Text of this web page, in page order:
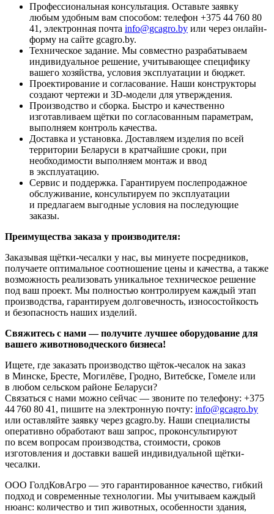
Профессиональная консультация. Оставьте заявку
любым удобным вам способом: телефон +375 44 760 80
41, электронная почта info@gcagro.by или через онлайн-
форму на сайте gcagro.by.
Техническое задание. Мы совместно разрабатываем
индивидуальное решение, учитывающее специфику
вашего хозяйства, условия эксплуатации и бюджет.
Проектирование и согласование. Наши конструкторы
создают чертежи и 3D-модели для утверждения.
Производство и сборка. Быстро и качественно
изготавливаем щётки по согласованным параметрам,
выполняем контроль качества.
Доставка и установка. Доставляем изделия по всей
территории Беларуси в кратчайшие сроки, при
необходимости выполняем монтаж и ввод
в эксплуатацию.
Сервис и поддержка. Гарантируем послепродажное
обслуживание, консультируем по эксплуатации
и предлагаем выгодные условия на последующие
заказы.
Преимущества заказа у производителя:
Заказывая щётки-чесалки у нас, вы минуете посредников,
получаете оптимальное соотношение цены и качества, а также
возможность реализовать уникальное техническое решение
под ваш проект. Мы полностью контролируем каждый этап
производства, гарантируем долговечность, износостойкость
и безопасность наших изделий.
Свяжитесь с нами — получите лучшее оборудование для
вашего животноводческого бизнеса!
Ищете, где заказать производство щёток-чесалок на заказ
в Минске, Бресте, Могилёве, Гродно, Витебске, Гомеле или
в любом сельском районе Беларуси?
Связаться с нами можно сейчас — звоните по телефону: +375
44 760 80 41, пишите на электронную почту: info@gcagro.by
или оставляйте заявку через gcagro.by. Наши специалисты
оперативно обработают ваш запрос, проконсультируют
по всем вопросам производства, стоимости, сроков
изготовления и доставки вашей индивидуальной щётки-
чесалки.
ООО ГолдКовАгро — это гарантированное качество, гибкий
подход и современные технологии. Мы учитываем каждый
нюанс: количество и тип животных, особенности здания,